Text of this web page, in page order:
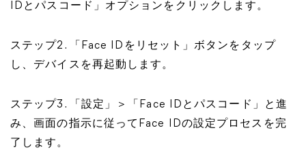
IDとパスコード」オプションをクリックします。
ステップ2. 「Face IDをリセット」ボタンをタップ
し、デバイスを再起動します。
ステップ3. 「設定」＞「Face IDとパスコード」と進
み、画面の指示に従ってFace IDの設定プロセスを完
了します。